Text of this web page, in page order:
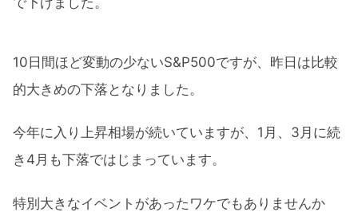
10日間ほど変動の少ないS&P500ですが、昨日は比較
的大きめの下落となりました。
今年に入り上昇相場が続いていますが、1月、3月に続
き4月も下落ではじまっています。
特別大きなイベントがあったワケでもありませんか